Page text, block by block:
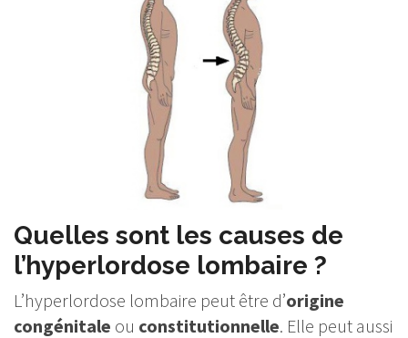
Quelles sont les causes de
l’hyperlordose lombaire ?
L’hyperlordose lombaire peut être d’origine
congénitale ou constitutionnelle. Elle peut aussi